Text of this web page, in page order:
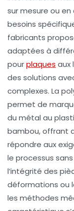
sur mesure ou
besoins
fabricants
adaptées à
pourplaques aux
des solutions
complexes. La
permet de
du métal au
bambou, offrant
répondre aux
le processus
l’intégrité des
déformations ou
les méthodes